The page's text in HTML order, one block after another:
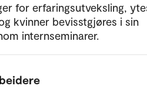
for erfaringsutveksling,
kvinner bevisstgjøres i sin
internseminarer.